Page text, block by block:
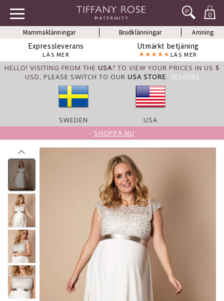
0
Mammaklänningar Brudklänningar Amning
Expressleverans
LÄS MER
Utmärkt betjäning
LÄS MER
HELLO! VISITING FROM THE USA? TO VIEW YOUR PRICES IN US $
USD, PLEASE SWITCH TO OUR USA STORE. [CLOSE]
SWEDEN
USA
- SHOPPA NU